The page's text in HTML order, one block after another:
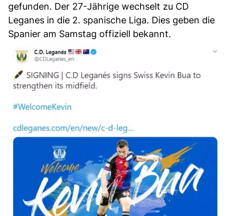
gefunden. Der 27-Jährige wechselt zu CD
Leganes in die 2. spanische Liga. Dies geben die
Spanier am Samstag offiziell bekannt.